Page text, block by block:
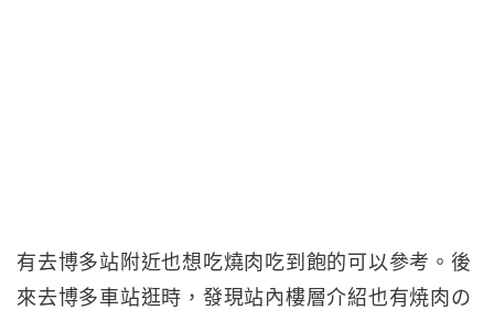
有去博多站附近也想吃燒肉吃到飽的可以參考。後
來去博多車站逛時，發現站內樓層介紹也有焼肉の